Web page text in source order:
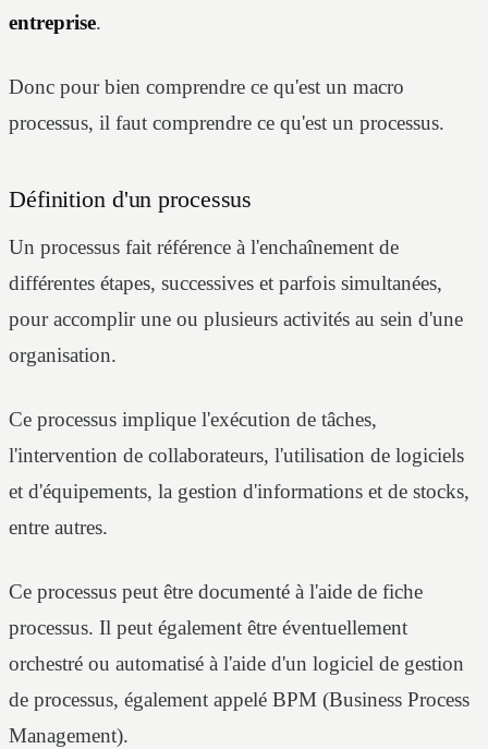
entreprise.
Donc pour bien comprendre ce qu'est un macro
processus, il faut comprendre ce qu'est un processus.
Définition d'un processus
Un processus fait référence à l'enchaînement de
différentes étapes, successives et parfois simultanées,
pour accomplir une ou plusieurs activités au sein d'une
organisation.
Ce processus implique l'exécution de tâches,
l'intervention de collaborateurs, l'utilisation de logiciels
et d'équipements, la gestion d'informations et de stocks,
entre autres.
Ce processus peut être documenté à l'aide de fiche
processus. Il peut également être éventuellement
orchestré ou automatisé à l'aide d'un logiciel de gestion
de processus, également appelé BPM (Business Process
Management).